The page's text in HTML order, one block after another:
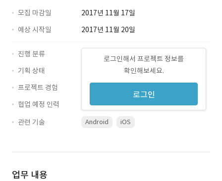
모집 마감일
2017년 11월 17일
예상 시작일
2017년 11월 20일
로그인해서 프로젝트 정보를
확인해보세요.
로그인
진행 분류
기획 상태
프로젝트 경험
협업 예정 인력
관련 기술
Android iOS
업무 내용